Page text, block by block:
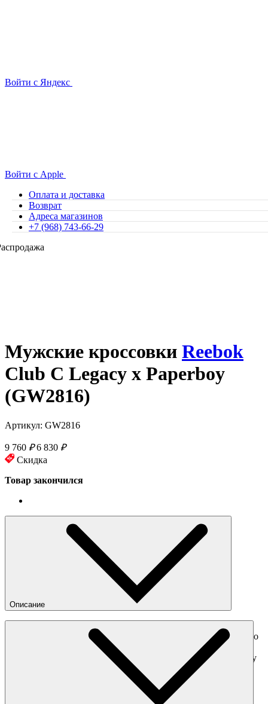
Войти с Яндекс
Войти с Apple
Оплата и доставка
Возврат
Адреса магазинов
+7 (968) 743-66-29
Мужские кроссовки Reebok
Club C Legacy x Paperboy
(GW2816)
Артикул: GW2816
9 760 ₽ 6 830 ₽
Скидка
Товар закончился
Описание
Reebok, Beams и Paperboy объединились для совместной
работы и представляют Club C Legacy x Paperboy. Безупречно
белый корпус выполнен из натуральной кожи и дополнен
тонкими наивными деталями, такими как брендинг Paperboy
на тканной этикетке язычка, словно сделанная вручную
надпись на внешней боковой стороне и простая графика с
кулинарным уклоном на стельке. Увеличенная подошва из
EVA, так же в белом цвете, завершает образ.